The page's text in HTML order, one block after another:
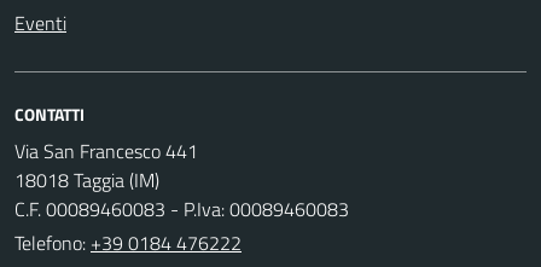
Eventi
CONTATTI
Via San Francesco 441
18018 Taggia (IM)
C.F. 00089460083 - P.Iva: 00089460083
Telefono: +39 0184 476222